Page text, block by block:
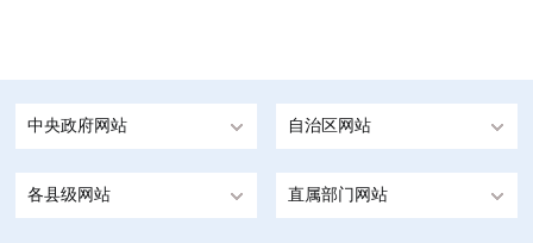
中央政府网站 自治区网站
各县级网站 直属部门网站